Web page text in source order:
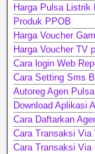
Harga Pulsa Listrik
Produk PPOB
Harga Voucher
Harga Voucher TV
Cara login Web
Cara Setting Sms
Autoreg Agen
Download Aplikasi
Cara Daftarkan
Cara Transaksi Via
Cara Transaksi Via